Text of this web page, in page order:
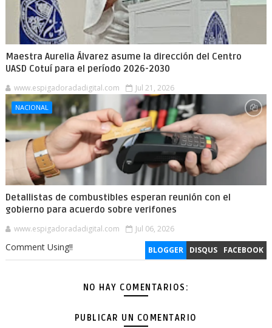
Maestra Aurelia Álvarez asume la dirección del Centro
UASD Cotuí para el período 2026-2030
www.espigadoradadigital.com Jul 21, 2026
NACIONAL
Detallistas de combustibles esperan reunión con el
gobierno para acuerdo sobre verifones
www.espigadoradadigital.com Jul 06, 2026
BLOGGER DISQUS FACEBOOK
Comment Using!!
NO HAY COMENTARIOS:
PUBLICAR UN COMENTARIO